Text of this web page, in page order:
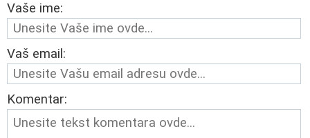
Vaše ime:
Vaš email:
Komentar: